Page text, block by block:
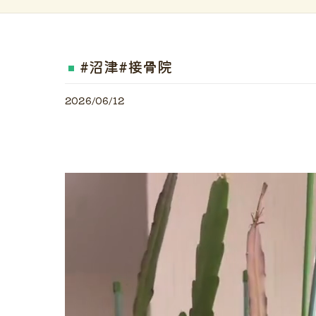
#沼津#接骨院
2026/06/12